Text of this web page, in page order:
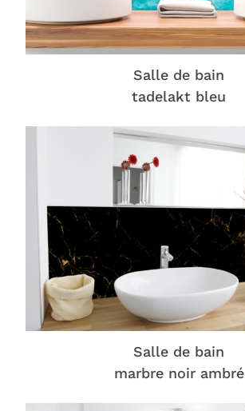
Salle de bain
tadelakt bleu
Salle de bain
marbre noir ambré